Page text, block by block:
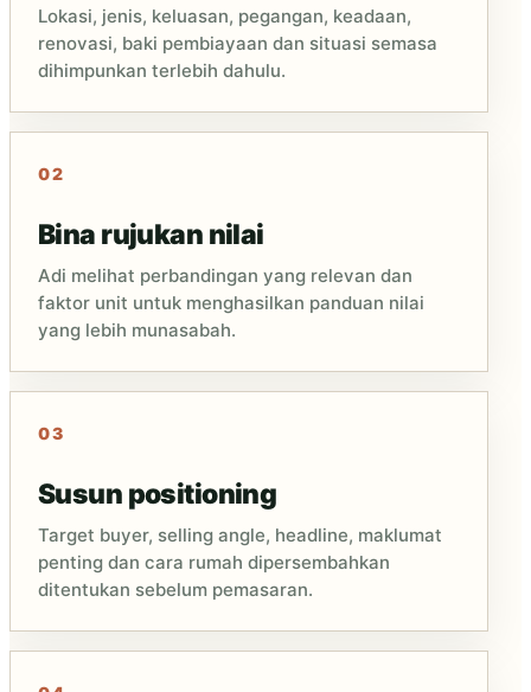
Lokasi, jenis, keluasan, pegangan, keadaan,
renovasi, baki pembiayaan dan situasi semasa
dihimpunkan terlebih dahulu.
Bina rujukan nilai
Adi melihat perbandingan yang relevan dan
faktor unit untuk menghasilkan panduan nilai
yang lebih munasabah.
Susun positioning
Target buyer, selling angle, headline, maklumat
penting dan cara rumah dipersembahkan
ditentukan sebelum pemasaran.